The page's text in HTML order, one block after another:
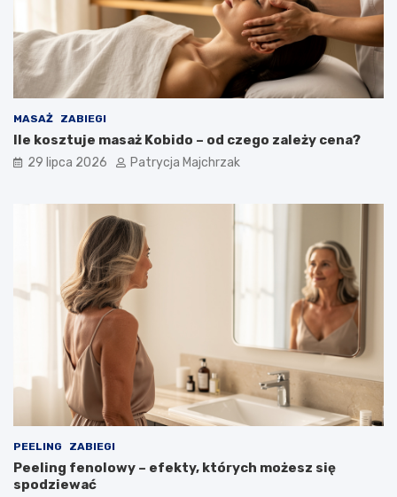
MASAŻ ZABIEGI
Ile kosztuje masaż Kobido – od czego zależy cena?
29 lipca 2026 Patrycja Majchrzak
PEELING ZABIEGI
Peeling fenolowy – efekty, których możesz się
spodziewać